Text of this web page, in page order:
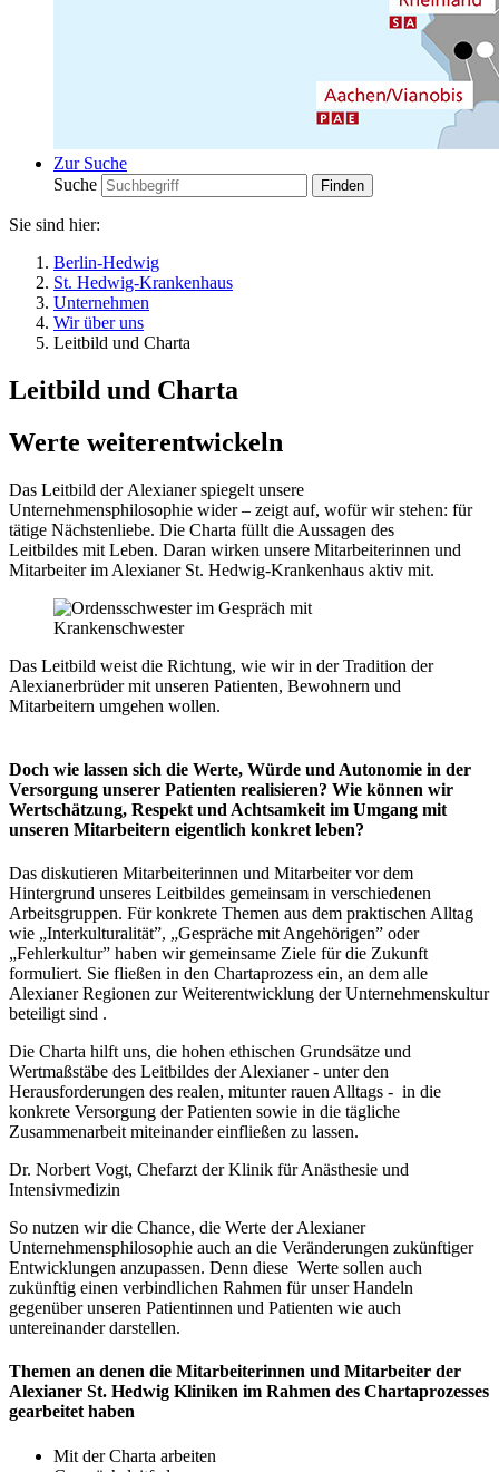
Zur Suche
Suche
Sie sind hier:
Berlin-Hedwig
St. Hedwig-Krankenhaus
Unternehmen
Wir über uns
Leitbild und Charta
Leitbild und Charta
Werte weiterentwickeln
Das Leitbild der Alexianer spiegelt unsere
Unternehmensphilosophie wider – zeigt auf, wofür wir stehen: für
tätige Nächstenliebe. Die Charta füllt die Aussagen des
Leitbildes mit Leben. Daran wirken unsere Mitarbeiterinnen und
Mitarbeiter im Alexianer St. Hedwig-Krankenhaus aktiv mit.
Das Leitbild weist die Richtung, wie wir in der Tradition der
Alexianerbrüder mit unseren Patienten, Bewohnern und
Mitarbeitern umgehen wollen.
Doch wie lassen sich die Werte, Würde und Autonomie in der
Versorgung unserer Patienten realisieren? Wie können wir
Wertschätzung, Respekt und Achtsamkeit im Umgang mit
unseren Mitarbeitern eigentlich konkret leben?
Das diskutieren Mitarbeiterinnen und Mitarbeiter vor dem
Hintergrund unseres Leitbildes gemeinsam in verschiedenen
Arbeitsgruppen. Für konkrete Themen aus dem praktischen Alltag
wie „Interkulturalität”, „Gespräche mit Angehörigen” oder
„Fehlerkultur” haben wir gemeinsame Ziele für die Zukunft
formuliert. Sie fließen in den Chartaprozess ein, an dem alle
Alexianer Regionen zur Weiterentwicklung der Unternehmenskultur
beteiligt sind .
Die Charta hilft uns, die hohen ethischen Grundsätze und
Wertmaßstäbe des Leitbildes der Alexianer - unter den
Herausforderungen des realen, mitunter rauen Alltags - in die
konkrete Versorgung der Patienten sowie in die tägliche
Zusammenarbeit miteinander einfließen zu lassen.
Dr. Norbert Vogt, Chefarzt der Klinik für Anästhesie und
Intensivmedizin
So nutzen wir die Chance, die Werte der Alexianer
Unternehmensphilosophie auch an die Veränderungen zukünftiger
Entwicklungen anzupassen. Denn diese Werte sollen auch
zukünftig einen verbindlichen Rahmen für unser Handeln
gegenüber unseren Patientinnen und Patienten wie auch
untereinander darstellen.
Themen an denen die Mitarbeiterinnen und Mitarbeiter der
Alexianer St. Hedwig Kliniken im Rahmen des Chartaprozesses
gearbeitet haben
Mit der Charta arbeiten